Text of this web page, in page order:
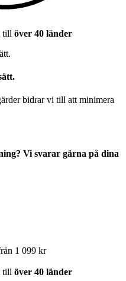
till över 40 länder
bidrar vi till att minimera
Vi svarar gärna på dina
1 099 kr
till över 40 länder